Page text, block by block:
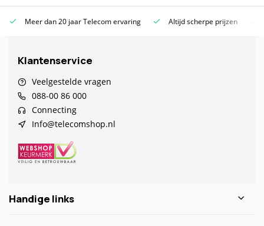
Meer dan 20 jaar Telecom ervaring Altijd scherpe prijzen
Klantenservice
Veelgestelde vragen
088-00 86 000
Connecting
Info@telecomshop.nl
Handige links